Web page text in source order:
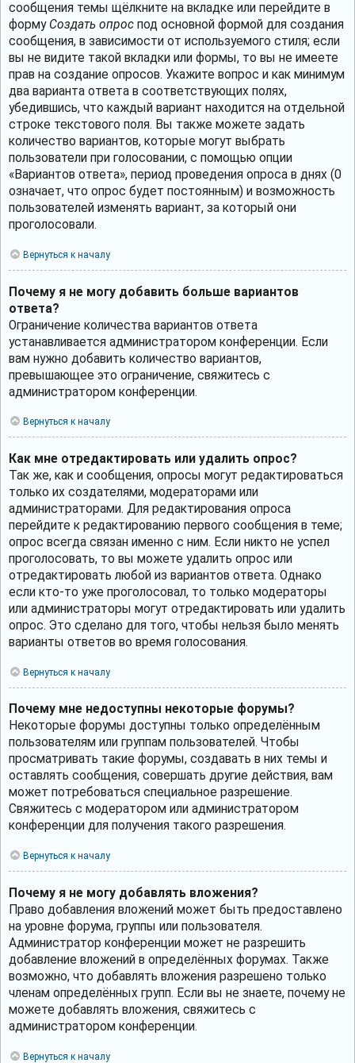
сообщения темы щёлкните на вкладке или перейдите в
форму Создать опрос под основной формой для создания
сообщения, в зависимости от используемого стиля; если
вы не видите такой вкладки или формы, то вы не имеете
прав на создание опросов. Укажите вопрос и как минимум
два варианта ответа в соответствующих полях,
убедившись, что каждый вариант находится на отдельной
строке текстового поля. Вы также можете задать
количество вариантов, которые могут выбрать
пользователи при голосовании, с помощью опции
«Вариантов ответа», период проведения опроса в днях (0
означает, что опрос будет постоянным) и возможность
пользователей изменять вариант, за который они
проголосовали.
Вернуться к началу
Почему я не могу добавить больше вариантов
ответа?
Ограничение количества вариантов ответа
устанавливается администратором конференции. Если
вам нужно добавить количество вариантов,
превышающее это ограничение, свяжитесь с
администратором конференции.
Вернуться к началу
Как мне отредактировать или удалить опрос?
Так же, как и сообщения, опросы могут редактироваться
только их создателями, модераторами или
администраторами. Для редактирования опроса
перейдите к редактированию первого сообщения в теме;
опрос всегда связан именно с ним. Если никто не успел
проголосовать, то вы можете удалить опрос или
отредактировать любой из вариантов ответа. Однако
если кто-то уже проголосовал, то только модераторы
или администраторы могут отредактировать или удалить
опрос. Это сделано для того, чтобы нельзя было менять
варианты ответов во время голосования.
Вернуться к началу
Почему мне недоступны некоторые форумы?
Некоторые форумы доступны только определённым
пользователям или группам пользователей. Чтобы
просматривать такие форумы, создавать в них темы и
оставлять сообщения, совершать другие действия, вам
может потребоваться специальное разрешение.
Свяжитесь с модератором или администратором
конференции для получения такого разрешения.
Вернуться к началу
Почему я не могу добавлять вложения?
Право добавления вложений может быть предоставлено
на уровне форума, группы или пользователя.
Администратор конференции может не разрешить
добавление вложений в определённых форумах. Также
возможно, что добавлять вложения разрешено только
членам определённых групп. Если вы не знаете, почему не
можете добавлять вложения, свяжитесь с
администратором конференции.
Вернуться к началу